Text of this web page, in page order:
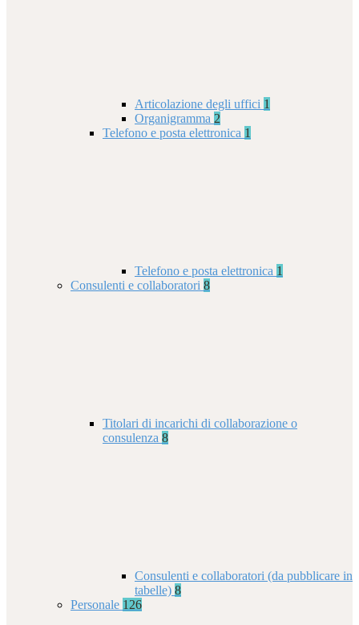
Articolazione degli uffici 1
Organigramma 2
Telefono e posta elettronica 1
Telefono e posta elettronica 1
Consulenti e collaboratori 8
Titolari di incarichi di collaborazione o
consulenza 8
Consulenti e collaboratori (da pubblicare in
tabelle) 8
Personale 126